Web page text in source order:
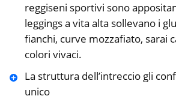
reggiseni sportivi sono
leggings a vita alta sollevano i
fianchi, curve mozzafiato, sarai
colori vivaci.
La struttura dell’intreccio gli
unico